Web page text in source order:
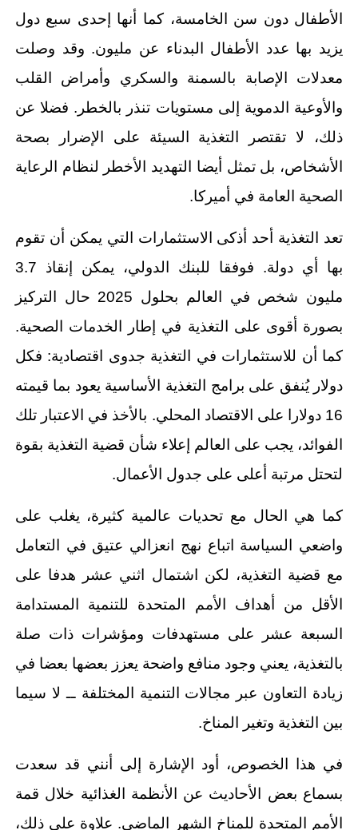
الأطفال دون سن الخامسة، كما أنها إحدى سبع دول
يزيد بها عدد الأطفال البدناء عن مليون. وقد وصلت
معدلات الإصابة بالسمنة والسكري وأمراض القلب
والأوعية الدموية إلى مستويات تنذر بالخطر. فضلا عن
ذلك، لا تقتصر التغذية السيئة على الإضرار بصحة
الأشخاص، بل تمثل أيضا التهديد الأخطر لنظام الرعاية
الصحية العامة في أميركا.
تعد التغذية أحد أذكى الاستثمارات التي يمكن أن تقوم
بها أي دولة. فوفقا للبنك الدولي، يمكن إنقاذ 3.7
مليون شخص في العالم بحلول 2025 حال التركيز
بصورة أقوى على التغذية في إطار الخدمات الصحية.
كما أن للاستثمارات في التغذية جدوى اقتصادية: فكل
دولار يُنفق على برامج التغذية الأساسية يعود بما قيمته
16 دولارا على الاقتصاد المحلي. بالأخذ في الاعتبار تلك
الفوائد، يجب على العالم إعلاء شأن قضية التغذية بقوة
لتحتل مرتبة أعلى على جدول الأعمال.
كما هي الحال مع تحديات عالمية كثيرة، يغلب على
واضعي السياسة اتباع نهج انعزالي عتيق في التعامل
مع قضية التغذية، لكن اشتمال اثني عشر هدفا على
الأقل من أهداف الأمم المتحدة للتنمية المستدامة
السبعة عشر على مستهدفات ومؤشرات ذات صلة
بالتغذية، يعني وجود منافع واضحة يعزز بعضها بعضا في
زيادة التعاون عبر مجالات التنمية المختلفة ــ لا سيما
بين التغذية وتغير المناخ.
في هذا الخصوص، أود الإشارة إلى أنني قد سعدت
بسماع بعض الأحاديث عن الأنظمة الغذائية خلال قمة
الأمم المتحدة للمناخ الشهر الماضي. علاوة على ذلك،